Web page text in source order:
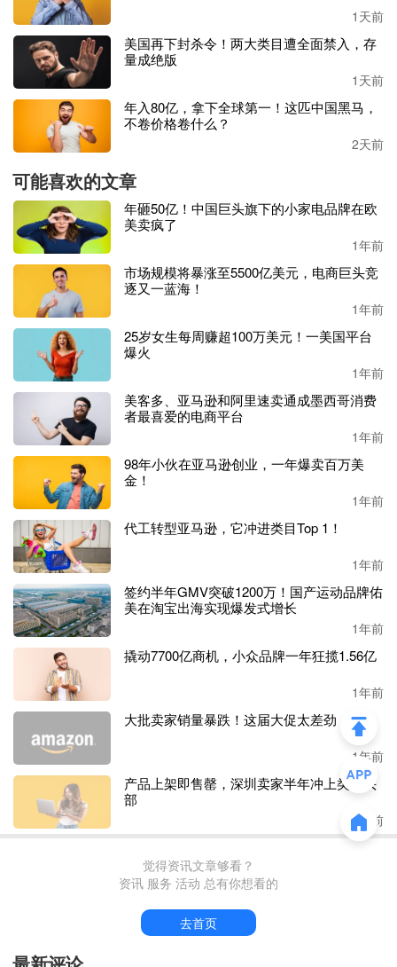
功于其“人海战术”。
笔者认为，Kind Patches能够做到这一点，需要满足以下几
点因素：
首先，虽然这款产品在营销的时候强调了它的各种天然成
分，但实际上产品本身的成本并不高，而这使得
大量给达人免费寄样而不必有过高的成本压力。
其次，品牌在选择合作对象时首先选择的是中小达人，以
arizona_allie为例，其TikTok账户只有不到1万粉丝。
这类达人的优势是，并不需要支付其固定的合作费用，只需
要在出单后支付其相应的佣金就行，这大大降低了品牌方的
成本支出。
最重要的是，通过和大量网红达人达成合作，
Kind Patches
不仅收获了曝光量，同时也得到了大量真实使用产品的演示
视频。
更可以直接选择给一些流量较高的视频进行投流。
众所周知，在各类社交媒体上，
内容给予更多点赞。因此，相比于创建一条新的广告视频，
品牌方直接给合作达人的视频投放广告往往能取得事半功倍
的效果。
对于跨境卖家来说，Kind Patches的成功经验无疑十分具有
借鉴意义。通过社媒达人矩阵等策略，哪怕是刚上线一个月
的中小品牌也能实现“逆袭”。
1天前
美国再下封杀令！两大类目遭全面禁入，存
量成绝版
1天前
年入80亿，拿下全球第一！这匹中国黑马，
不卷价格卷什么？
2天前
可能喜欢的文章
年砸50亿！中国巨头旗下的小家电品牌在欧
美卖疯了
1年前
市场规模将暴涨至5500亿美元，电商巨头竞
逐又一蓝海！
1年前
25岁女生每周赚超100万美元！一美国平台
爆火
1年前
美客多、亚马逊和阿里速卖通成墨西哥消费
者最喜爱的电商平台
1年前
98年小伙在亚马逊创业，一年爆卖百万美
金！
1年前
代工转型亚马逊，它冲进类目Top 1！
1年前
签约半年GMV突破1200万！国产运动品牌佑
美在淘宝出海实现爆发式增长
1年前
撬动7700亿商机，小众品牌一年狂揽1.56亿
1年前
大批卖家销量暴跌！这届大促太差劲
1年前
产品上架即售罄，深圳卖家半年冲上类目头
部
1年前
觉得资讯文章够看？
资讯 服务 活动 总有你想看的
去首页